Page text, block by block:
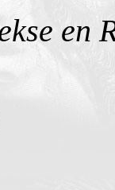
en